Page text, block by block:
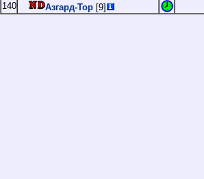
140
Азгард-Тор [9]